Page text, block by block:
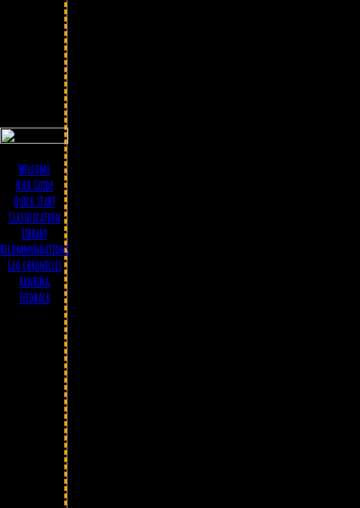
Welcome
User Guide
Quick start
Classification
Library
Recommendations
Geo chronicles
Ranking
Feedback